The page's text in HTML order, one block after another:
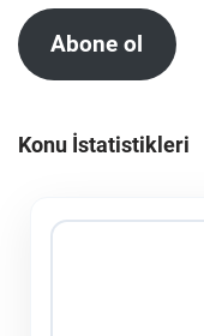
Abone ol
Konu İstatistikleri